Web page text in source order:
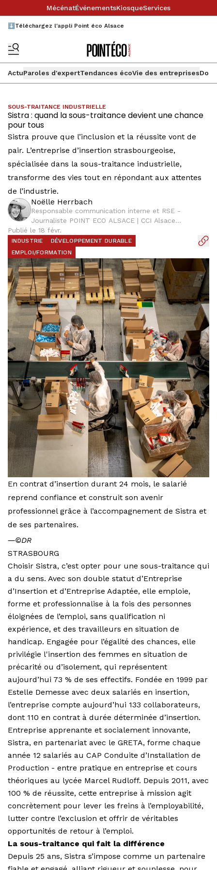
MécénatÉvénementsKiosqueServices
⬇️Téléchargez l'appli Point éco Alsace
ActuParoles d'expertTendances écoVie des entreprises
SOUS-TRAITANCE INDUSTRIELLE
Sistra : quand la sous-traitance devient une chance
pour tous
Sistra prouve que l’inclusion et la réussite vont de
pair. L’entreprise d’insertion strasbourgeoise,
spécialisée dans la sous-traitance industrielle,
transforme des vies tout en répondant aux attentes
de l’industrie.
Noëlle Herrbach
Responsable communication interne et RSE -
Journaliste POINT ECO ALSACE | CCI Alsace
Eurométropole
Publié le 18 févr.
INDUSTRIE
DÉVELOPPEMENT DURABLE
EMPLOI/FORMATION
En contrat d’insertion durant 24 mois, le salarié
reprend confiance et construit son avenir
professionnel grâce à l’accompagnement de Sistra et
de ses partenaires.
―©DR
STRASBOURG
Choisir Sistra, c’est opter pour une sous-traitance qui
a du sens. Avec son double statut d’Entreprise
d’Insertion et d’Entreprise Adaptée, elle emploie,
forme et professionnalise à la fois des personnes
éloignées de l’emploi, sans qualification ni
expérience, et des travailleurs en situation de
handicap. Engagée pour l’égalité des chances, elle
privilégie l'insertion des femmes en situation de
précarité ou d’isolement, qui représentent
aujourd’hui 73 % de ses effectifs. Fondée en 1999 par
Estelle Demesse avec deux salariés en insertion,
l’entreprise compte aujourd’hui 133 collaborateurs,
dont 110 en contrat à durée déterminée d’insertion.
Entreprise apprenante et socialement innovante,
Sistra, en partenariat avec le GRETA, forme chaque
année 12 salariés au CAP Conduite d’Installation de
Production - entre pratique en entreprise et cours
théoriques au lycée Marcel Rudloff. Depuis 2011, avec
100 % de réussite, cette entreprise à mission agit
concrètement pour lever les freins à l’employabilité,
lutter contre l’exclusion et offrir de véritables
opportunités de retour à l’emploi.
La sous-traitance qui fait la différence
Depuis 25 ans, Sistra s’impose comme un partenaire